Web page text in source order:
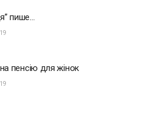
пише…
пенсію для жінок